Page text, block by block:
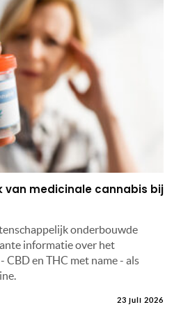
van medicinale cannabis bij
onderbouwde
informatie over het
CBD en THC met name - als
23 juli 2026